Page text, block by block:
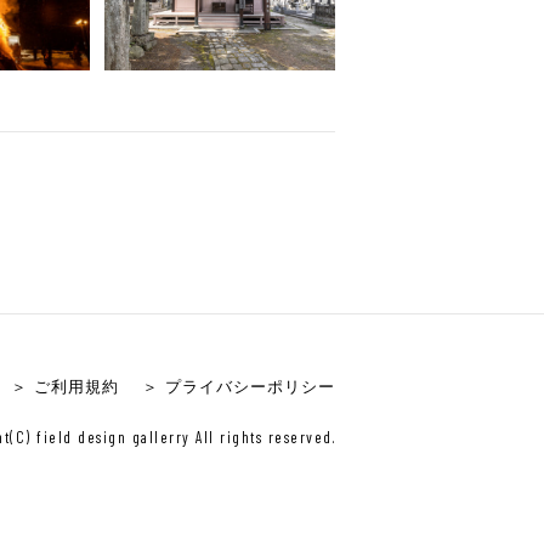
＞ ご利用規約 ＞ プライバシーポリシー
field design gallerry All rights reserved.